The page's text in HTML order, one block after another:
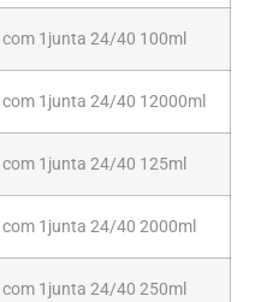
1junta 24/40 100ml
1junta 24/40 12000ml
1junta 24/40 125ml
1junta 24/40 2000ml
1junta 24/40 250ml